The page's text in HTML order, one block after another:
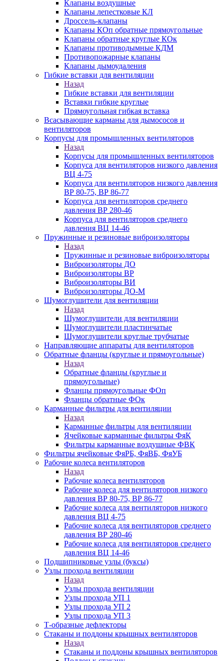
Клапаны воздушные
Клапаны лепестковые КЛ
Дроссель-клапаны
Клапаны КОп обратные прямоугольные
Клапаны обратные круглые КОк
Клапаны противодымные КДМ
Противопожарные клапаны
Клапаны дымоудаления
Гибкие вставки для вентиляции
Назад
Гибкие вставки для вентиляции
Вставки гибкие круглые
Прямоугольная гибкая вставка
Всасывающие карманы для дымососов и
вентиляторов
Корпусы для промышленных вентиляторов
Назад
Корпусы для промышленных вентиляторов
Корпуса для вентиляторов низкого давления
ВЦ 4-75
Корпуса для вентиляторов низкого давления
ВР 80-75, ВР 86-77
Корпуса для вентиляторов среднего
давления ВР 280-46
Корпуса для вентиляторов среднего
давления ВЦ 14-46
Пружинные и резиновые виброизоляторы
Назад
Пружинные и резиновые виброизоляторы
Виброизоляторы ДО
Виброизоляторы ВР
Виброизоляторы ВИ
Виброизоляторы ДО-М
Шумоглушители для вентиляции
Назад
Шумоглушители для вентиляции
Шумоглушители пластинчатые
Шумоглушители круглые трубчатые
Направляющие аппараты для вентиляторов
Обратные фланцы (круглые и прямоугольные)
Назад
Обратные фланцы (круглые и
прямоугольные)
Фланцы прямоугольные ФОп
Фланцы обратные ФОк
Карманные фильтры для вентиляции
Назад
Карманные фильтры для вентиляции
Ячейковые карманные фильтры ФяК
Фильтры карманные воздушные ФВК
Фильтры ячейковые ФяРБ, ФяВБ, ФяУБ
Рабочие колеса вентиляторов
Назад
Рабочие колеса вентиляторов
Рабочие колеса для вентиляторов низкого
давления ВР 80-75, ВР 86-77
Рабочие колеса для вентиляторов низкого
давления ВЦ 4-75
Рабочие колеса для вентиляторов среднего
давления ВР 280-46
Рабочие колеса для вентиляторов среднего
давления ВЦ 14-46
Подшипниковые узлы (буксы)
Узлы прохода вентиляции
Назад
Узлы прохода вентиляции
Узлы прохода УП 1
Узлы прохода УП 2
Узлы прохода УП 3
Т-образные дефлекторы
Стаканы и поддоны крышных вентиляторов
Назад
Стаканы и поддоны крышных вентиляторов